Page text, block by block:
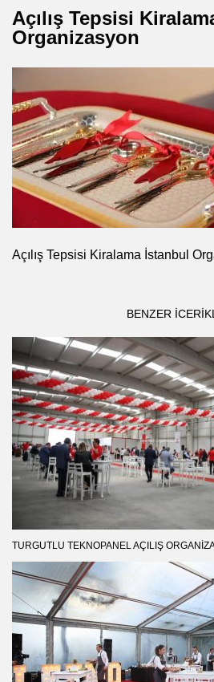
Açılış Tepsisi
Organizasyon
Açılış Tepsisi Kiralama İstanbul
BENZER
TURGUTLU TEKNOPANEL AÇILIŞ